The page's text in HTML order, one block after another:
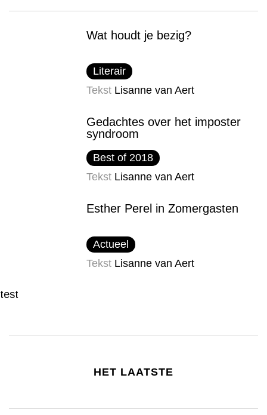
Wat houdt je bezig?
Literair
Tekst Lisanne van Aert
Gedachtes over het imposter​
syndroom
Best of 2018
Tekst Lisanne van Aert
Esther Perel in Zomergasten
Actueel
Tekst Lisanne van Aert
test
HET LAATSTE